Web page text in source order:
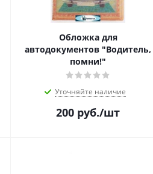
Обложка для
автодокументов "Водитель,
помни!"
Уточняйте наличие
200 руб./шт